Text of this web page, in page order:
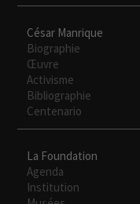
César Manrique
Biographie
Œuvre
Activisme
Bibliographie
Centenario
La Foundation
Agenda
Institution